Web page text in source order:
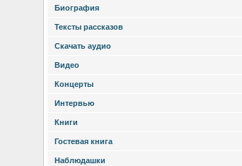
Биография
Тексты рассказов
Скачать аудио
Видео
Концерты
Интервью
Книги
Гостевая книга
Наблюдашки